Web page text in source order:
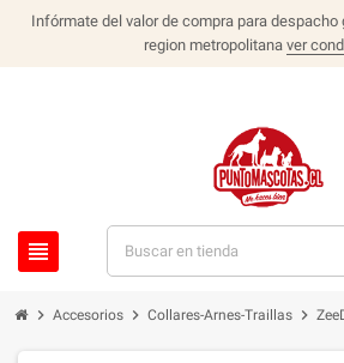
Infórmate del valor de compra para despacho
region metropolitana ver
view_headline
chevron_right Accesorios chevron_right Collares-Arnes-Traillas chevron_right